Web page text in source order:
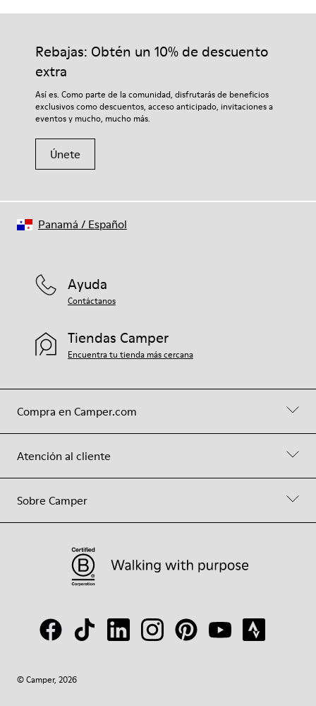
Rebajas: Obtén un 10% de descuento
extra
Así es. Como parte de la comunidad, disfrutarás de beneficios
exclusivos como descuentos, acceso anticipado, invitaciones a
eventos y mucho, mucho más.
Únete
Compra en Camper.com
Atención al cliente
Sobre Camper
Ayuda
Contáctanos
Tiendas Camper
Encuentra tu tienda más cercana
© Camper, 2026
Panamá / Español